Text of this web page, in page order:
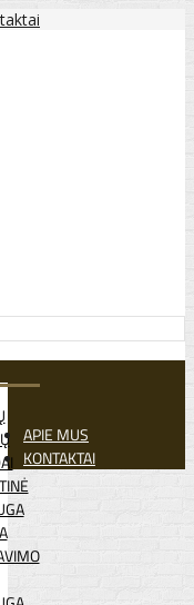
APIE MUS
KONTAKTAI